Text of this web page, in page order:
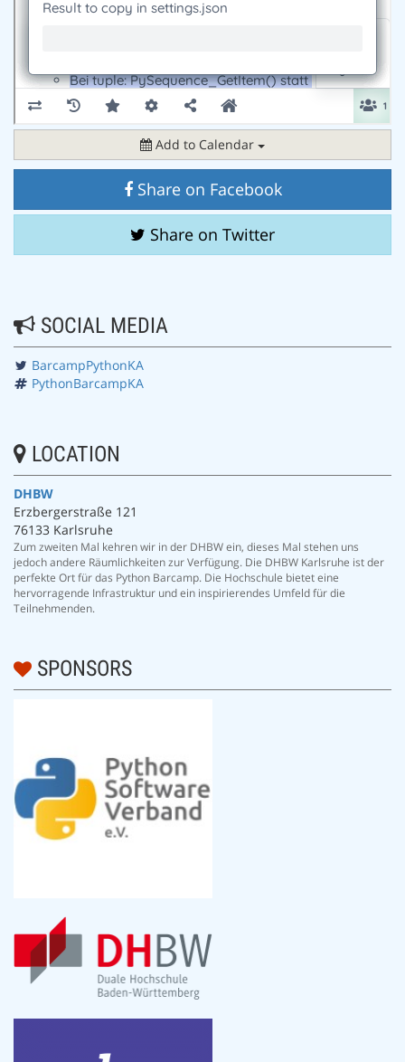
Add to Calendar
Share on Facebook
Share on Twitter
SOCIAL MEDIA
BarcampPythonKA
PythonBarcampKA
LOCATION
DHBW
Erzbergerstraße 121
76133 Karlsruhe
Zum zweiten Mal kehren wir in der DHBW ein, dieses Mal stehen uns
jedoch andere Räumlichkeiten zur Verfügung. Die DHBW Karlsruhe ist der
perfekte Ort für das Python Barcamp. Die Hochschule bietet eine
hervorragende Infrastruktur und ein inspirierendes Umfeld für die
Teilnehmenden.
SPONSORS